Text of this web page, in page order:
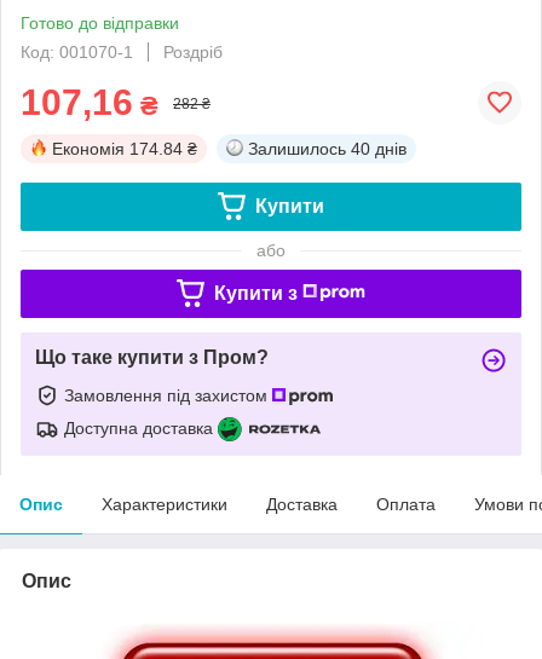
Готово до відправки
Код: 001070-1
Роздріб
107,16 ₴ 282 ₴
Економія 174.84 ₴ Залишилось 40 днів
Купити
або
Купити з
Що таке купити з Пром?
Замовлення під захистом
Доступна доставка
Опис Характеристики Доставка Оплата Умови
Опис